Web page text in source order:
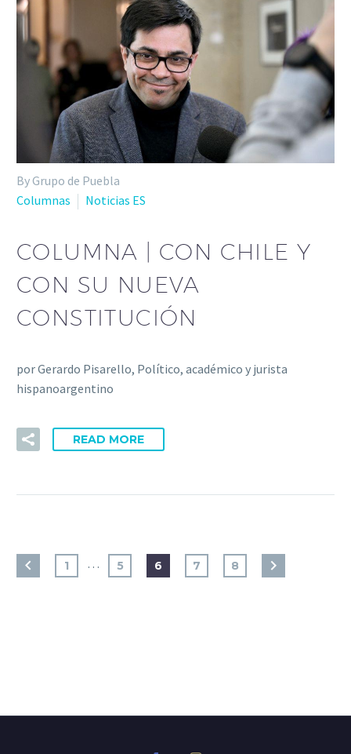
By Grupo de Puebla
Columnas
Noticias ES
COLUMNA | CON CHILE Y
CON SU NUEVA
CONSTITUCIÓN
por Gerardo Pisarello, Político, académico y jurista
hispanoargentino
READ MORE
1 … 5 6 7 8